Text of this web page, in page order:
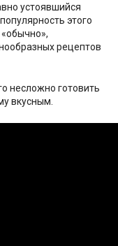
устоявшийся
этого
рецептов
несложно готовить
вкусным.